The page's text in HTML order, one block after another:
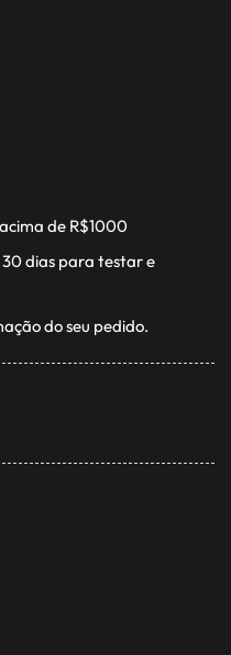
de R$1000
dias para testar e
do seu pedido.